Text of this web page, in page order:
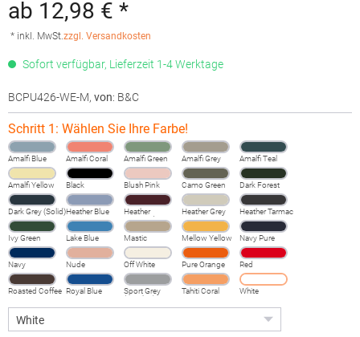
ab 12,98 € *
* inkl. MwSt.zzgl. Versandkosten
Sofort verfügbar, Lieferzeit 1-4 Werktage
BCPU426-WE-M, von: B&C
Schritt 1: Wählen Sie Ihre Farbe!
Amalfi Blue Amalfi Coral Amalfi Green Amalfi Grey Amalfi Teal
Amalfi Yellow Black Blush Pink Camo Green Dark Forest
Dark Grey (Solid)Heather Blue
Heather
Burgundy
Heather Grey
Fog
Heather Tarmac
Ivy Green Lake Blue Mastic Mellow Yellow Navy Pure
Navy Nude Off White Pure Orange Red
Roasted Coffee Royal Blue
Sport Grey
(Heather)
Tahiti Coral White